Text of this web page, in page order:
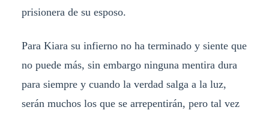
prisionera de su esposo.
Para Kiara su infierno no ha terminado y siente que
no puede más, sin embargo ninguna mentira dura
para siempre y cuando la verdad salga a la luz,
serán muchos los que se arrepentirán, pero tal vez